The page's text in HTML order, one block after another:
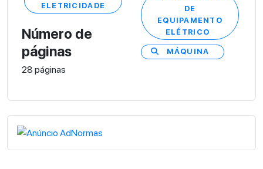
ELETRICIDADE
Número de
páginas
28 páginas
DE
EQUIPAMENTO
ELÉTRICO
MÁQUINA